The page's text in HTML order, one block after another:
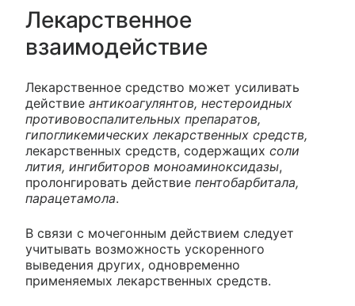
Лекарственное
взаимодействие
Лекарственное средство может усиливать
действие антикоагулянтов, нестероидных
противовоспалительных препаратов,
гипогликемических лекарственных средств,
лекарственных средств, содержащих соли
лития, ингибиторов моноаминоксидазы,
пролонгировать действие пентобарбитала,
парацетамола.
В связи с мочегонным действием следует
учитывать возможность ускоренного
выведения других, одновременно
применяемых лекарственных средств.